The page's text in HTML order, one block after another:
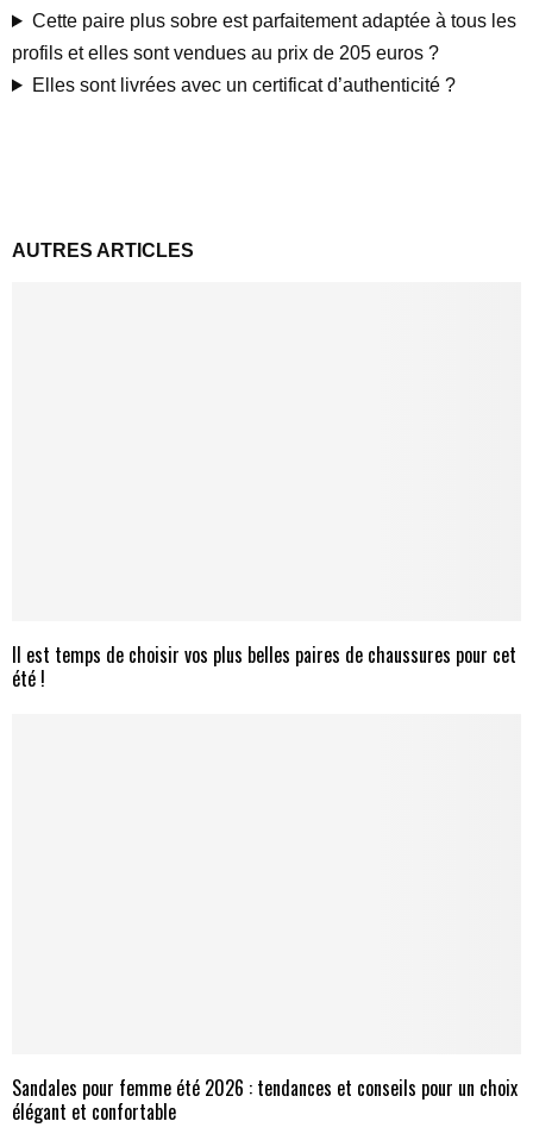
Cette paire plus sobre est parfaitement adaptée à tous les
profils et elles sont vendues au prix de 205 euros ?
Elles sont livrées avec un certificat d’authenticité ?
AUTRES ARTICLES
Il est temps de choisir vos plus belles paires de chaussures pour cet
été !
Sandales pour femme été 2026 : tendances et conseils pour un choix
élégant et confortable